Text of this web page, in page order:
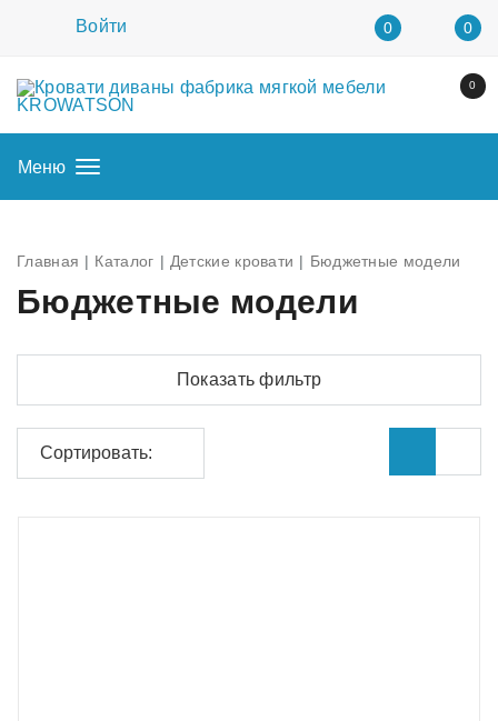
Войти 0 0
0
Меню
Главная Каталог Детские кровати Бюджетные модели
Бюджетные модели
Показать фильтр
Сортировать: